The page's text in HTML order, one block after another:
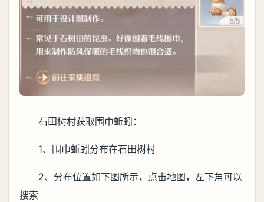
石田树村获取围巾蚯蚓：
1、围巾蚯蚓分布在石田树村
2、分布位置如下图所示，点击地图，左下角可以
搜索